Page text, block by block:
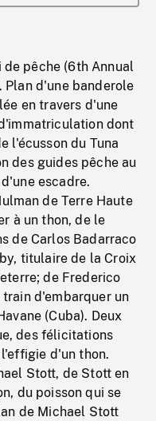
pêche (6th Annual
Plan d'une banderole
en travers d'une
dont
l'écusson du Tuna
des guides pêche au
escadre.
de Terre Haute
à un thon, de le
de Carlos Badarraco
titulaire de la Croix
de Frederico
train d'embarquer un
(Cuba). Deux
des félicitations
d'un thon.
Stott, de Stott en
du poisson qui se
de Michael Stott